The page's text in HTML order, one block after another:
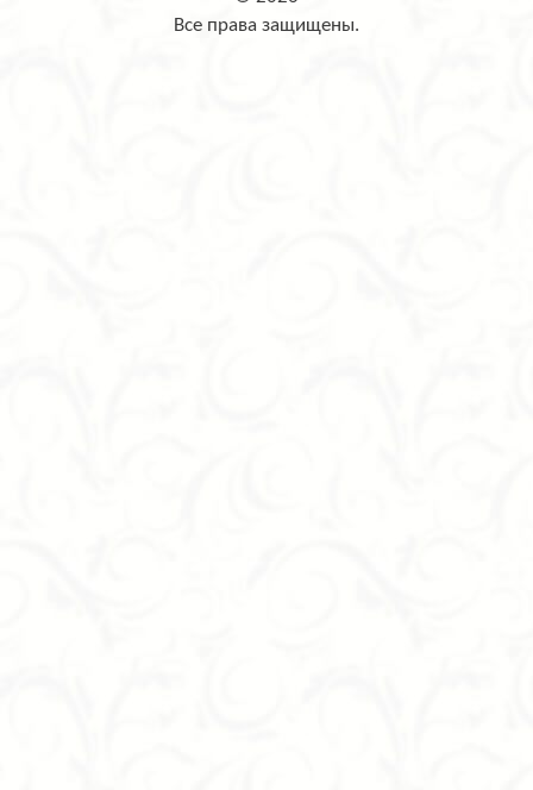
Все права защищены.